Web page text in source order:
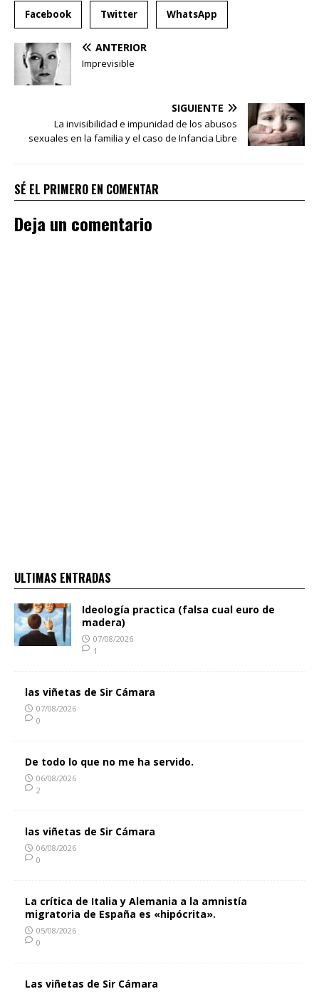
Facebook Twitter WhatsApp
ANTERIOR
Imprevisible
SIGUIENTE
La invisibilidad e impunidad de los abusos
sexuales en la familia y el caso de Infancia Libre
SÉ EL PRIMERO EN COMENTAR
Deja un comentario
ULTIMAS ENTRADAS
Ideología practica (falsa cual euro de
madera)
07/08/2026
1
las viñetas de Sir Cámara
07/08/2026
0
De todo lo que no me ha servido.
06/08/2026
2
las viñetas de Sir Cámara
06/08/2026
0
La crítica de Italia y Alemania a la amnistía
migratoria de España es «hipócrita».
05/08/2026
0
Las viñetas de Sir Cámara